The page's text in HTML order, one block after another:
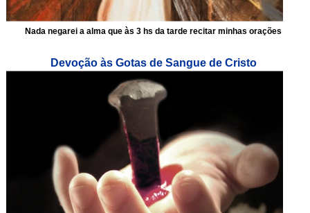
Nada negarei a alma que às 3 hs da tarde recitar minhas orações
Devoção às Gotas de Sangue de Cristo